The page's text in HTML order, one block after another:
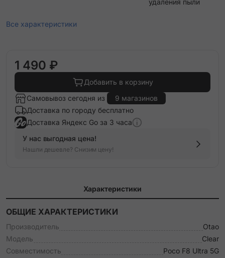
удаления пыли
Все характеристики
1 490 ₽
Добавить в корзину
Самовывоз сегодня из
9 магазинов
Доставка по городу бесплатно
Доставка Яндекс Go за 3 часа
У нас выгодная цена!
Нашли дешевле? Снизим цену!
Характеристики
ОБЩИЕ ХАРАКТЕРИСТИКИ
Производитель
Otao
Модель
Clear
Совместимость
Poco F8 Ultra 5G